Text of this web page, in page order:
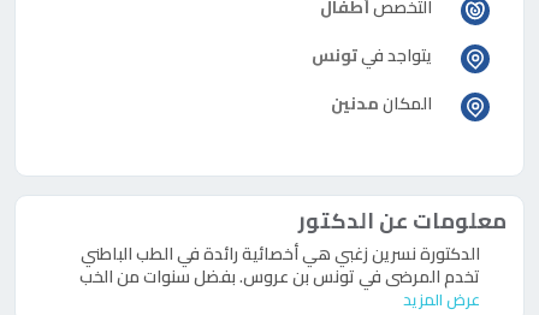
التخصصأطفال
يتواجد فيتونس
المكانمدنين
معلومات عن الدكتور
الدكتورة نسرين زغبي هي أخصائية رائدة في الطب الباطني
تخدم المرضى في تونس بن عروس. بفضل سنوات من الخب
عرض المزيد